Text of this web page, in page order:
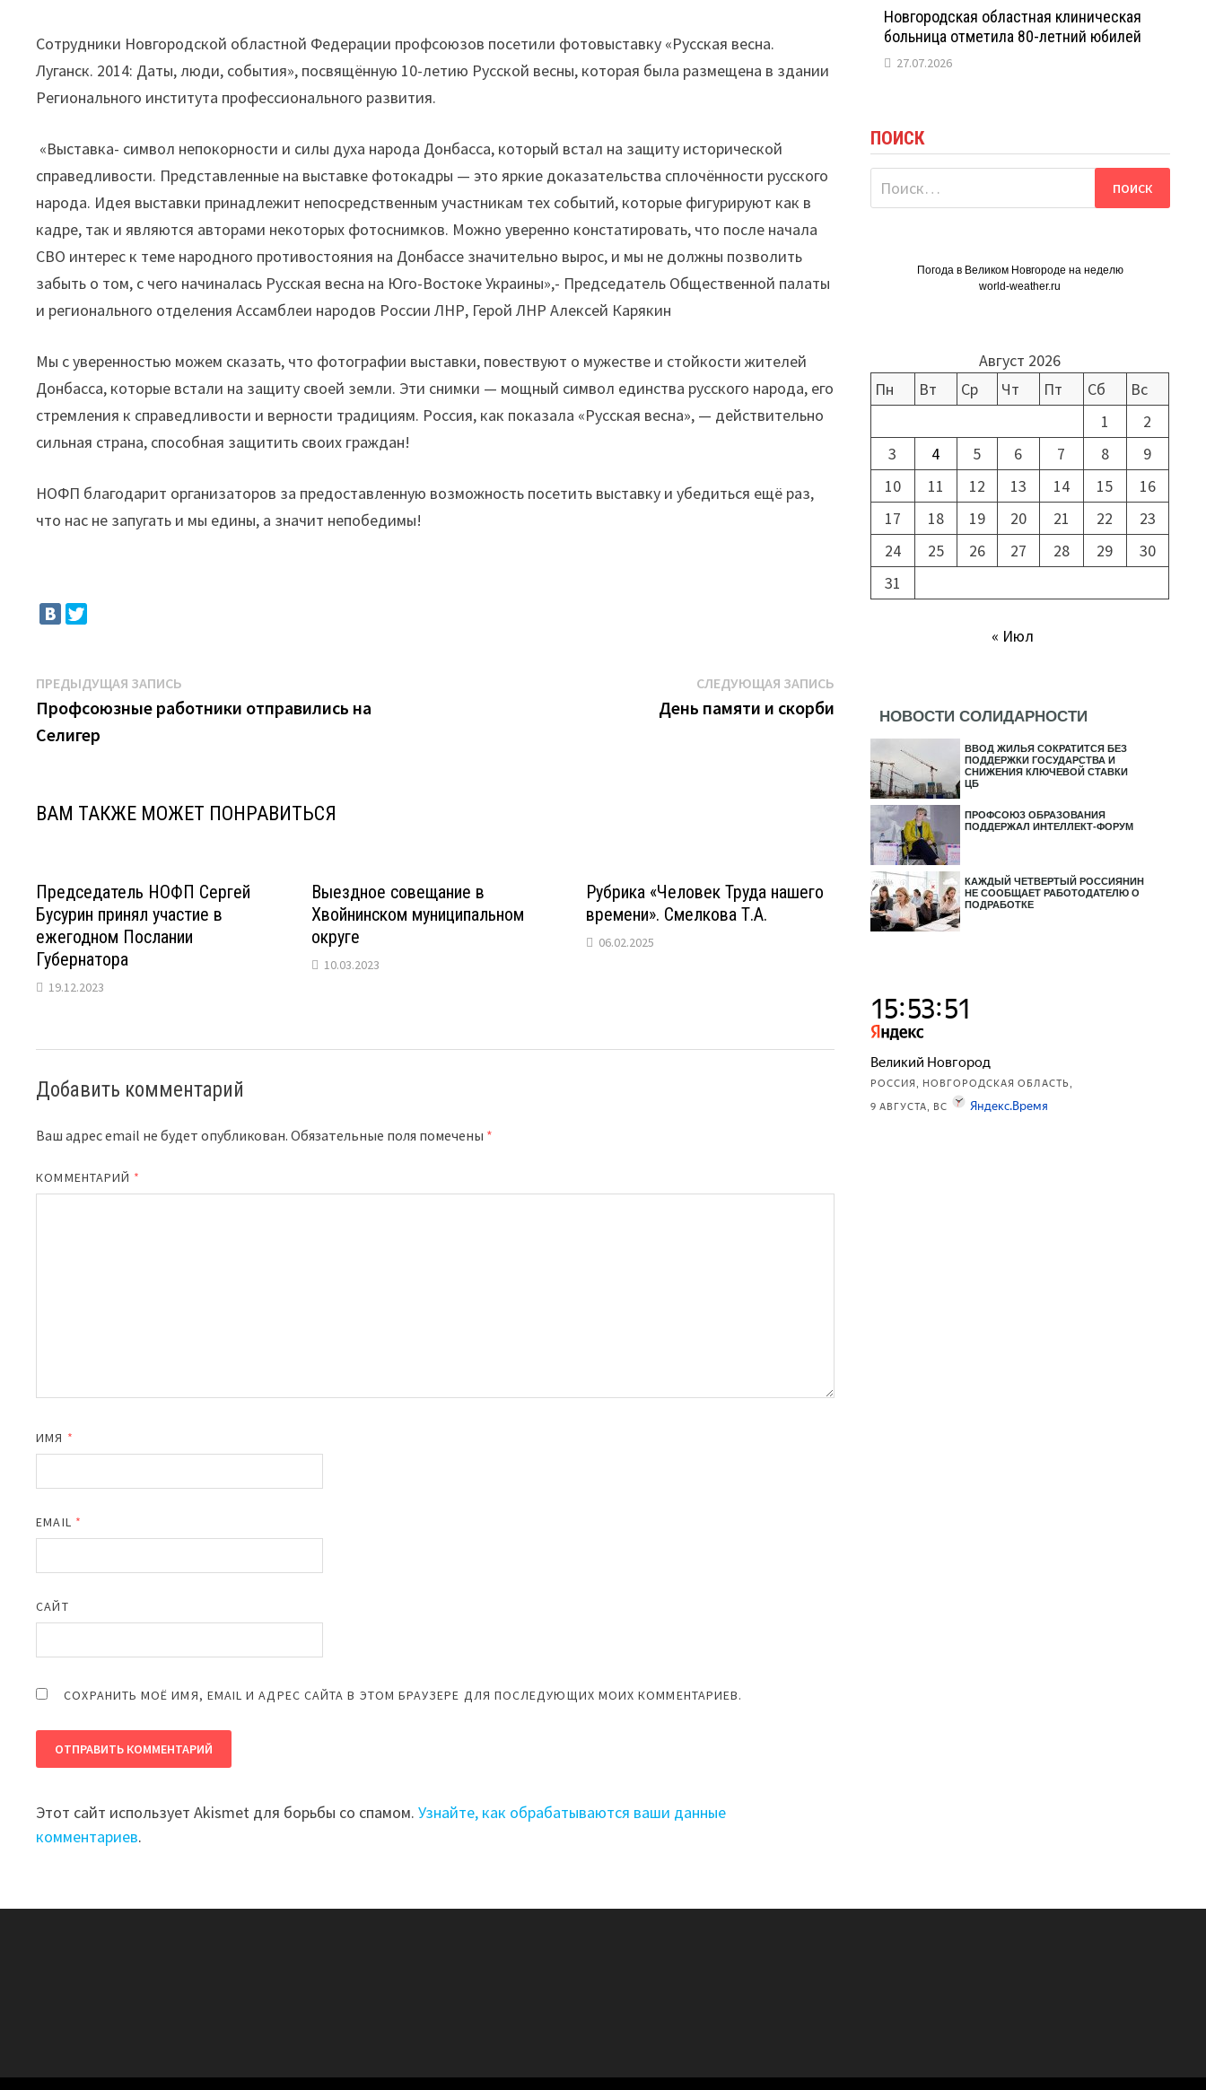
Сотрудники Новгородской областной Федерации профсоюзов посетили фотовыставку «Русская весна.
Луганск. 2014: Даты, люди, события», посвящённую 10-летию Русской весны, которая была размещена в здании
Регионального института профессионального развития.
«Выставка- символ непокорности и силы духа народа Донбасса, который встал на защиту исторической
справедливости. Представленные на выставке фотокадры — это яркие доказательства сплочённости русского
народа. Идея выставки принадлежит непосредственным участникам тех событий, которые фигурируют как в
кадре, так и являются авторами некоторых фотоснимков. Можно уверенно констатировать, что после начала
СВО интерес к теме народного противостояния на Донбассе значительно вырос, и мы не должны позволить
забыть о том, с чего начиналась Русская весна на Юго-Востоке Украины»,- Председатель Общественной палаты
и регионального отделения Ассамблеи народов России ЛНР, Герой ЛНР Алексей Карякин
Мы с уверенностью можем сказать, что фотографии выставки, повествуют о мужестве и стойкости жителей
Донбасса, которые встали на защиту своей земли. Эти снимки — мощный символ единства русского народа, его
стремления к справедливости и верности традициям. Россия, как показала «Русская весна», — действительно
сильная страна, способная защитить своих граждан!
НОФП благодарит организаторов за предоставленную возможность посетить выставку и убедиться ещё раз,
что нас не запугать и мы едины, а значит непобедимы!
Навигация
по
записям
ПРЕДЫДУЩАЯ ЗАПИСЬ
запись:
Профсоюзные работники отправились на
Селигер
СЛЕДУЮЩАЯ ЗАПИСЬСледующая
запись:
День памяти и скорби
ВАМ ТАКЖЕ МОЖЕТ ПОНРАВИТЬСЯ
Председатель НОФП Сергей
Бусурин принял участие в
ежегодном Послании
Губернатора
19.12.2023
Выездное совещание в
Хвойнинском муниципальном
округе
10.03.2023
Рубрика «Человек Труда нашего
времени». Смелкова Т.А.
06.02.2025
Добавить комментарий
Ваш адрес email не будет опубликован. Обязательные поля помечены *
КОММЕНТАРИЙ *
ИМЯ *
EMAIL *
САЙТ
СОХРАНИТЬ МОЁ ИМЯ, EMAIL И АДРЕС САЙТА В ЭТОМ БРАУЗЕРЕ ДЛЯ ПОСЛЕДУЮЩИХ МОИХ КОММЕНТАРИЕВ.
Этот сайт использует Akismet для борьбы со спамом.Узнайте, как обрабатываются ваши данные
комментариев.
Новгородская областная клиническая
больница отметила 80-летний юбилей
27.07.2026
ПОИСК
Найти:
Погода в Великом Новгороде на неделю
world-weather.ru
Август 2026
Пн
Вт Ср Чт Пт Сб
Вс
1
2
3
4 5 6 7 8
9
10
11 12 13 14 15
16
17
18 19 20 21 22
23
24
25 26 27 28 29
30
31
« Июл
НОВОСТИ СОЛИДАРНОСТИ
ВВОД ЖИЛЬЯ СОКРАТИТСЯ БЕЗ
ПОДДЕРЖКИ ГОСУДАРСТВА И
СНИЖЕНИЯ КЛЮЧЕВОЙ СТАВКИ
ЦБ
ПРОФСОЮЗ ОБРАЗОВАНИЯ
ПОДДЕРЖАЛ ИНТЕЛЛЕКТ-ФОРУМ
КАЖДЫЙ ЧЕТВЕРТЫЙ РОССИЯНИН
НЕ СООБЩАЕТ РАБОТОДАТЕЛЮ О
ПОДРАБОТКЕ